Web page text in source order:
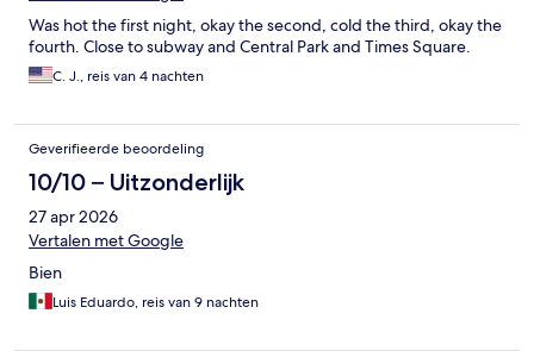
Was hot the first night, okay the second, cold the third, okay the
fourth. Close to subway and Central Park and Times Square.
C. J., reis van 4 nachten
Geverifieerde beoordeling
10/10 – Uitzonderlijk
27 apr 2026
Vertalen met Google
Bien
Luis Eduardo, reis van 9 nachten